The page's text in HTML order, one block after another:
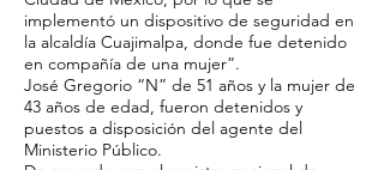
implementó un dispositivo de seguridad en
la alcaldía Cuajimalpa, donde fue detenido
en compañía de una mujer”.
José Gregorio “N” de 51 años y la mujer de
43 años de edad, fueron detenidos y
puestos a disposición del agente del
Ministerio Público.